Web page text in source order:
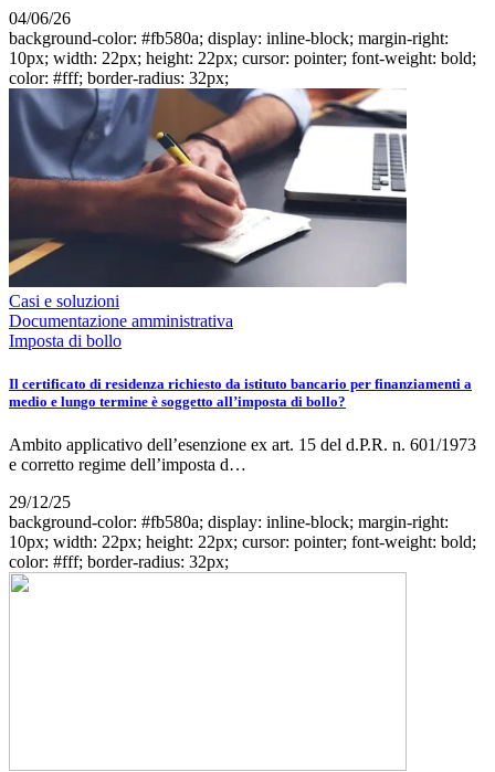
04/06/26
background-color: #fb580a; display: inline-block; margin-right:
10px; width: 22px; height: 22px; cursor: pointer; font-weight: bold;
color: #fff; border-radius: 32px;
Casi e soluzioni
Documentazione amministrativa
Imposta di bollo
Il certificato di residenza richiesto da istituto bancario per finanziamenti a
medio e lungo termine è soggetto all’imposta di bollo?
Ambito applicativo dell’esenzione ex art. 15 del d.P.R. n. 601/1973
e corretto regime dell’imposta d…
29/12/25
background-color: #fb580a; display: inline-block; margin-right:
10px; width: 22px; height: 22px; cursor: pointer; font-weight: bold;
color: #fff; border-radius: 32px;